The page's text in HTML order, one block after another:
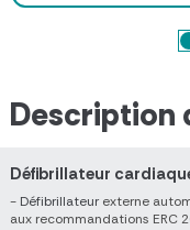
Description
Défibrillateur
- Défibrillateur externe
aux recommandations ERC